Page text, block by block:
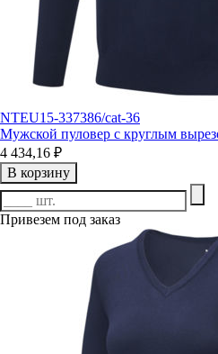
NTEU15-337386/cat-36
Мужской пуловер с круглым
4 434,16 ₽
В корзину
Привезем под заказ